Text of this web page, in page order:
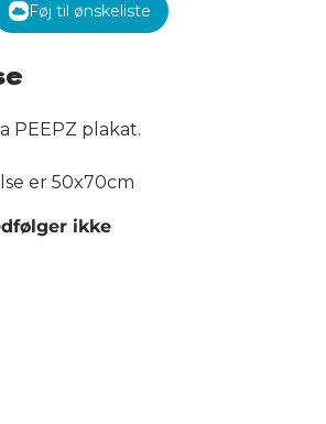
Føj til ønskeliste
PEEPZ plakat.
er 50x70cm
ikke